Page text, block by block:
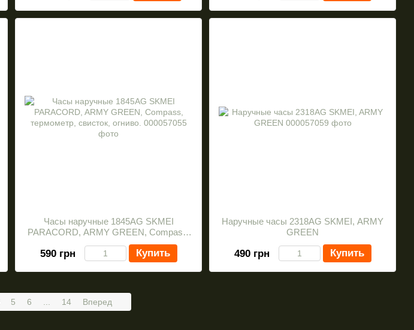
Часы наручные 1845AG SKMEI
PARACORD, ARMY GREEN, Compass,
термометр, свисток, огниво.
590 грн Купить
Наручные часы 2318AG SKMEI, ARMY
GREEN
490 грн Купить
5 6 14 Вперед